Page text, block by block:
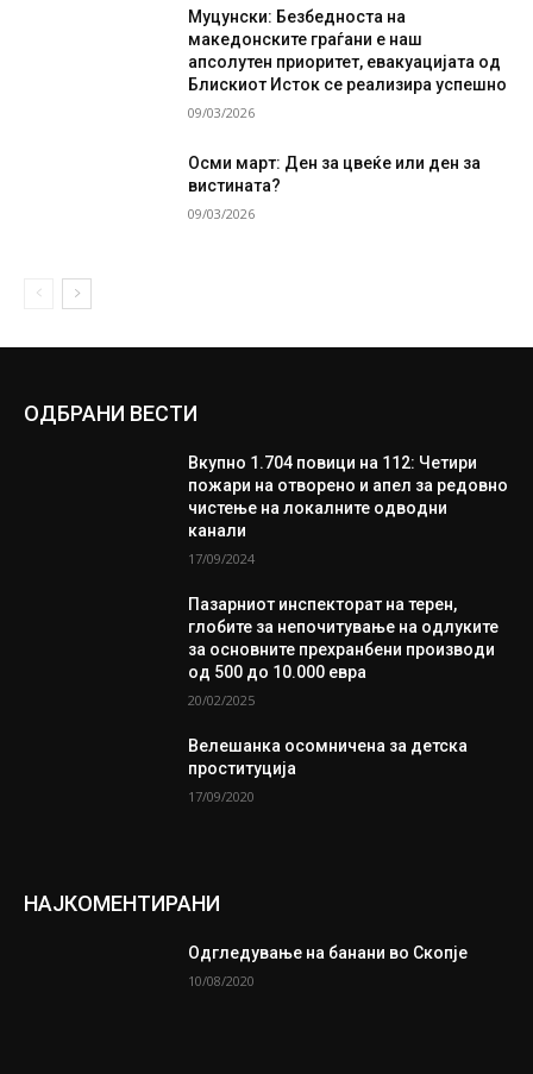
Муцунски: Безбедноста на
македонските граѓани е наш
апсолутен приоритет, евакуацијата од
Блискиот Исток се реализира успешно
09/03/2026
Осми март: Ден за цвеќе или ден за
вистината?
09/03/2026
ОДБРАНИ ВЕСТИ
Вкупно 1.704 повици на 112: Четири
пожари на отворено и апел за редовно
чистење на локалните одводни
канали
17/09/2024
Пазарниот инспекторат на терен,
глобите за непочитување на одлуките
за основните прехранбени производи
од 500 до 10.000 евра
20/02/2025
Велешанка осомничена за детска
проституција
17/09/2020
НАЈКОМЕНТИРАНИ
Одгледување на банани во Скопје
10/08/2020